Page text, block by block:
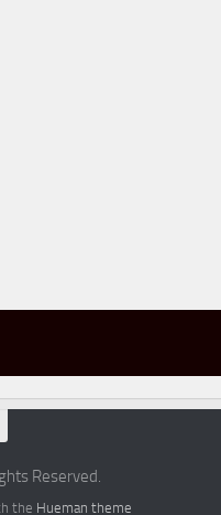
Reserved.
the Hueman theme